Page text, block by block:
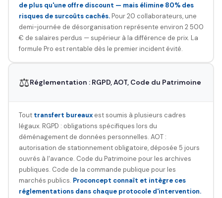
de plus qu'une offre discount — mais élimine 80% des
risques de surcoûts cachés.Pour 20 collaborateurs, une
demi-journée de désorganisation représente environ 2 500
€ de salaires perdus — supérieur à la différence de prix. La
formule Pro est rentable dès le premier incident évité.
⚖️Réglementation : RGPD, AOT, Code du Patrimoine
Tout transfert bureauxest soumis à plusieurs cadres
légaux. RGPD : obligations spécifiques lors du
déménagement de données personnelles. AOT :
autorisation de stationnement obligatoire, déposée 5 jours
ouvrés à l'avance. Code du Patrimoine pour les archives
publiques. Code de la commande publique pour les
marchés publics. Proconcept connaît et intègre ces
réglementations dans chaque protocole d'intervention.